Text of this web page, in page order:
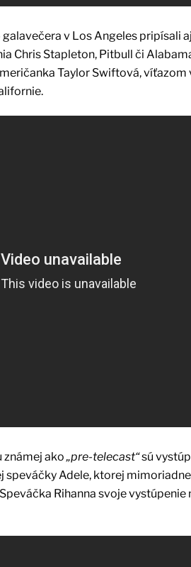
v Los Angeles pripísali
Chris Stapleton, Pitbull či
Taylor Swiftová,
známej ako „pre-telecast“sú
Adele, ktorej
Rihanna svoje